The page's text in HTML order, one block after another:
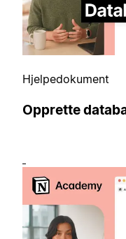
Hjelpedokument
Opprette